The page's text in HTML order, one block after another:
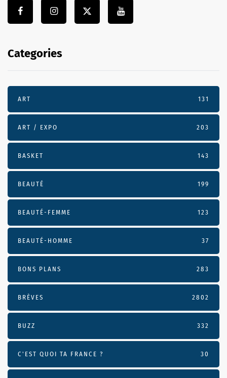
Categories
ART 131
ART / EXPO 203
BASKET 143
BEAUTÉ 199
BEAUTÉ-FEMME 123
BEAUTÉ-HOMME 37
BONS PLANS 283
BRÈVES 2802
BUZZ 332
C'EST QUOI TA FRANCE ? 30